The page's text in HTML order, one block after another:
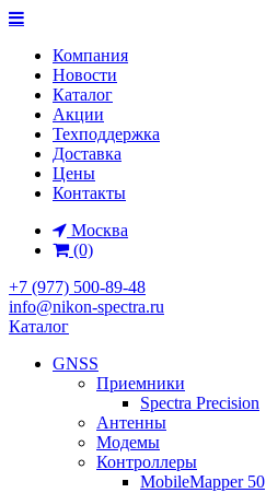
Компания
Новости
Каталог
Акции
Техподдержка
Доставка
Цены
Контакты
Москва
(0)
+7 (977) 500-89-48
info@nikon-spectra.ru
Каталог
GNSS
Приемники
Spectra Precision
Антенны
Модемы
Контроллеры
MobileMapper 50